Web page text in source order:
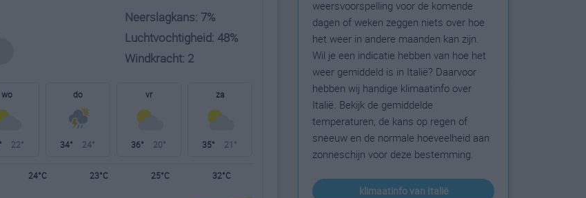
Neerslagkans: 7%
Luchtvochtigheid: 48%
Windkracht: 2
wo
22°
do
34° 24°
vr
36° 20°
za
35° 21°
24°C 23°C 25°C 32°C
weersvoorspelling voor de komende
dagen of weken zeggen niets over hoe
het weer in andere maanden kan zijn.
Wil je een indicatie hebben van hoe het
weer gemiddeld is in Italië? Daarvoor
hebben wij handige klimaatinfo over
Italië. Bekijk de gemiddelde
temperaturen, de kans op regen of
sneeuw en de normale hoeveelheid aan
zonneschijn voor deze bestemming.
klimaatinfo van Italië